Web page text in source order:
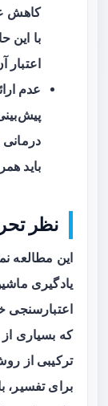
کاهش
با این
اعتبار
عدم
درمانی
باید
نظر
این مطالعه
یادگیری
که بسیاری
برای